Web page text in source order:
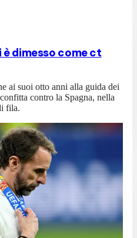
dimesso come ct
ai suoi otto anni alla guida dei
contro la Spagna, nella
fila.